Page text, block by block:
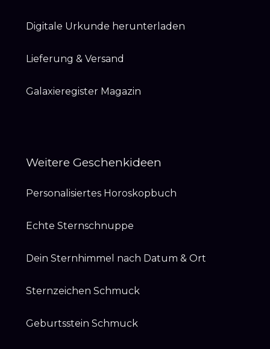
Digitale Urkunde herunterladen
Lieferung & Versand
Galaxieregister Magazin
Weitere Geschenkideen
Personalisiertes Horoskopbuch
Echte Sternschnuppe
Dein Sternhimmel nach Datum & Ort
Sternzeichen Schmuck
Geburtsstein Schmuck